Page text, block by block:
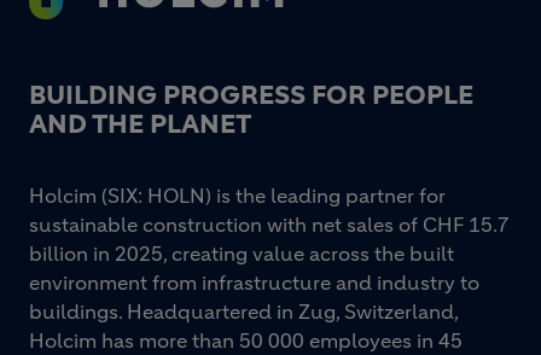
BUILDING PROGRESS FOR PEOPLE
AND THE PLANET
Holcim (SIX: HOLN) is the leading partner for
sustainable construction with net sales of CHF 15.7
billion in 2025, creating value across the built
environment from infrastructure and industry to
buildings. Headquartered in Zug, Switzerland,
Holcim has more than 50 000 employees in 45